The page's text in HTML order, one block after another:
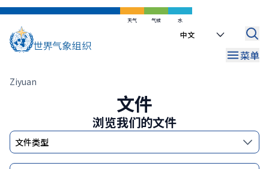
跳
天气 气候 水
Select
菜单
面
Ziyuan
文件
浏览我们的文件